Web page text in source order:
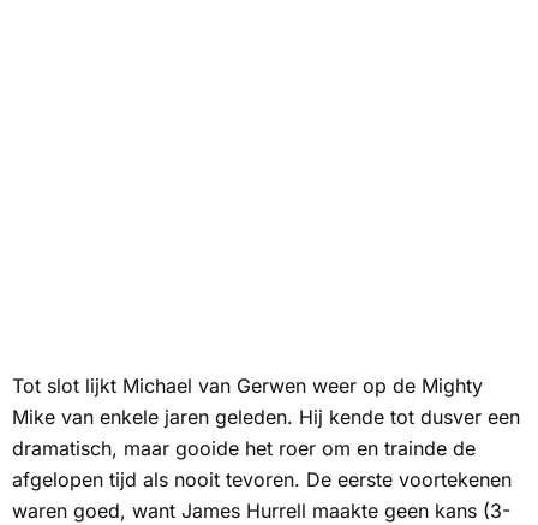
Tot slot lijkt Michael van Gerwen weer op de Mighty
Mike van enkele jaren geleden. Hij kende tot dusver een
dramatisch, maar gooide het roer om en trainde de
afgelopen tijd als nooit tevoren. De eerste voortekenen
waren goed, want James Hurrell maakte geen kans (3-